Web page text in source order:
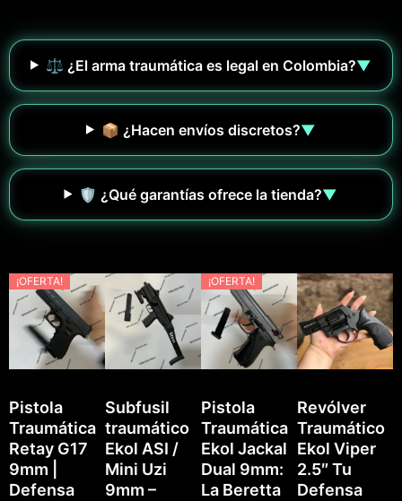
⚖️ ¿El arma traumática es legal en Colombia?▼
📦 ¿Hacen envíos discretos?▼
🛡️ ¿Qué garantías ofrece la tienda?▼
¡OFERTA!
Pistola
Traumática
Retay G17
9mm |
Defensa
Subfusil
traumático
Ekol ASI /
Mini Uzi
9mm –
¡OFERTA!
Pistola
Traumática
Ekol Jackal
Dual 9mm:
La Beretta
Revólver
Traumático
Ekol Viper
2.5″ Tu
Defensa